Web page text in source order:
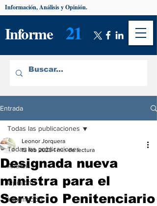
Informe 21
Información, Análisis y Opinión.
Entrada
Todas las publicaciones
Análisis
Opinión
Información
Todas las publicaciones
Designada nueva
ministra para el
Servicio Penitenciario
Leonor Jorquera
13 feb 2023 1 min de lectura